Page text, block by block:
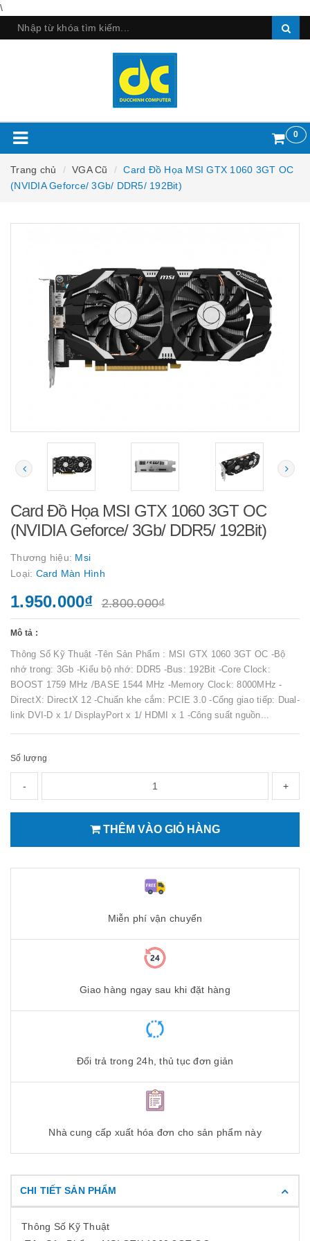
\
0
Trang chủ VGA Cũ
Card Đồ Họa MSI GTX 1060 3GT OC
(NVIDIA Geforce/ 3Gb/ DDR5/ 192Bit)
Card Đồ Họa MSI GTX 1060 3GT OC
(NVIDIA Geforce/ 3Gb/ DDR5/ 192Bit)
Thương hiệu: Msi
Loại: Card Màn Hình
1.950.000₫ 2.800.000₫
Mô tả :
Thông Số Kỹ Thuật -Tên Sản Phẩm : MSI GTX 1060 3GT OC -Bộ
nhớ trong: 3Gb -Kiểu bộ nhớ: DDR5 -Bus: 192Bit -Core Clock:
BOOST 1759 MHz /BASE 1544 MHz -Memory Clock: 8000MHz -
DirectX: DirectX 12 -Chuẩn khe cắm: PCIE 3.0 -Cổng giao tiếp: Dual-
link DVI-D x 1/ DisplayPort x 1/ HDMI x 1 -Công suất nguồn...
Số lượng
- +
THÊM VÀO GIỎ HÀNG
Miễn phí vận chuyển
Giao hàng ngay sau khi đặt hàng
Đổi trả trong 24h, thủ tục đơn giản
Nhà cung cấp xuất hóa đơn cho sản phẩm này
CHI TIẾT SẢN PHẨM
Thông Số Kỹ Thuật